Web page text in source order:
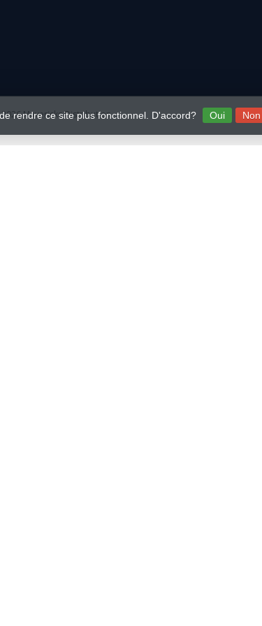
rendre ce site plus fonctionnel. D'accord? Oui Non
Mavericks Distribution